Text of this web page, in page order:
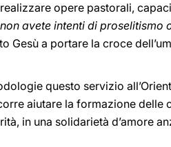
opere pastorali,
avete intenti di proselitismo
Gesù a portare la croce
questo servizio
aiutare la formazione delle
in una solidarietà d’amore